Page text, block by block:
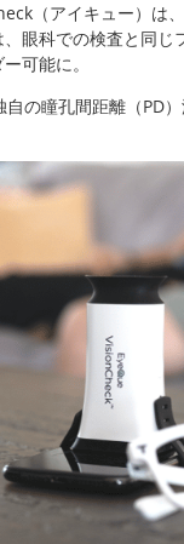
（アイキュー）は
眼科での検査と同
可能に。
自の瞳孔間距離（PD